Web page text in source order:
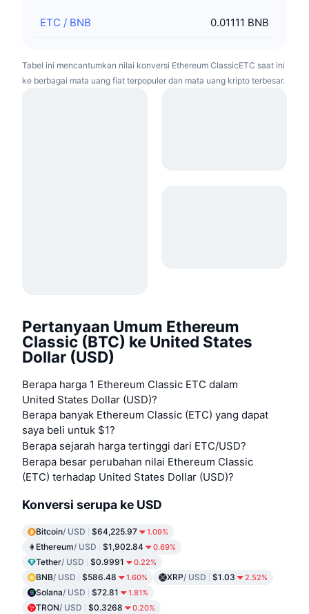
ETC / BNB 0.01111 BNB
Tabel ini mencantumkan nilai konversi Ethereum ClassicETC saat ini
ke berbagai mata uang fiat terpopuler dan mata uang kripto terbesar.
Pertanyaan Umum Ethereum
Classic (BTC) ke United States
Dollar (USD)
Berapa harga 1 Ethereum Classic ETC dalam
United States Dollar (USD)?
Berapa banyak Ethereum Classic (ETC) yang dapat
saya beli untuk $1?
Berapa sejarah harga tertinggi dari ETC/USD?
Berapa besar perubahan nilai Ethereum Classic
(ETC) terhadap United States Dollar (USD)?
Konversi serupa ke USD
Bitcoin/ USD $64,225.97 1.09%
Ethereum/ USD $1,902.84 0.69%
Tether/ USD $0.9991 0.22%
BNB/ USD $586.48 1.60% XRP/ USD $1.03 2.52%
Solana/ USD $72.81 1.81%
TRON/ USD $0.3268 0.20%